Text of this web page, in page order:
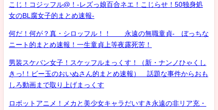
こじ！コジッフル@！-レズっ娘百合ネエ！こじらせ！50独身処
女のBL腐女子的まとめ速報-
何だ！何が？真・シロッフル！！ 永遠の無職童貞- ぼっちな
ニート的まとめ速報！一生童貞上等夜露死苦！
男装スケバン女子！スケッフルまっくす！（新・ナンノひゃくし
きっ!！ビー玉のおいぬさん的まとめ速報） 話題な事件からおも
しろ動画まで取り上げまっくす
ロボットアニメ！メカと美少女キャラだいすき永遠の非リア充・